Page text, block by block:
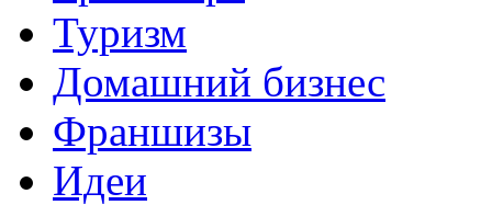
Туризм
Домашний бизнес
Франшизы
Идеи